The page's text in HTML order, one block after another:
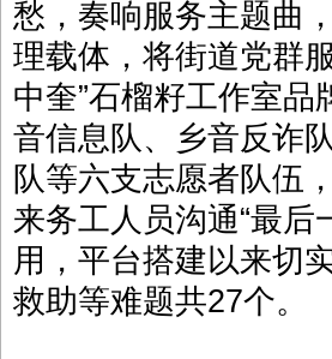
愁，奏响服务主题曲
理载体，将街道党群
中奎”石榴籽工作室
音信息队、乡音反诈
队等六支志愿者队伍
来务工人员沟通“最后
用，平台搭建以来切
救助等难题共27个。